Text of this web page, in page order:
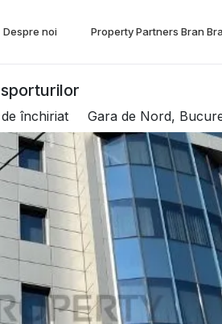
Despre noi Property Partners Bran
închiriat Gara de Nord,